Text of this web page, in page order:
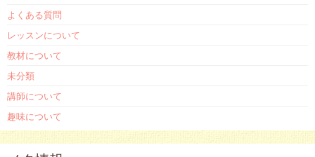
よくある質問
レッスンについて
教材について
未分類
講師について
趣味について